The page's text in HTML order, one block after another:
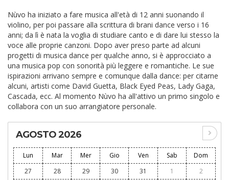
Nùvo ha iniziato a fare musica all'età di 12 anni suonando il
violino, per poi passare alla scrittura di brani dance verso i 16
anni; da lì è nata la voglia di studiare canto e di dare lui stesso la
voce alle proprie canzoni. Dopo aver preso parte ad alcuni
progetti di musica dance per qualche anno, si è approcciato a
una musica pop con sonorità più leggere e romantiche. Le sue
ispirazioni arrivano sempre e comunque dalla dance: per citarne
alcuni, artisti come David Guetta, Black Eyed Peas, Lady Gaga,
Cascada, ecc. Al momento Nùvo ha all'attivo un primo singolo e
collabora con un suo arrangiatore personale.
AGOSTO 2026
Lun Mar Mer Gio Ven Sab
Dom
27
28 29 30 31 1
2